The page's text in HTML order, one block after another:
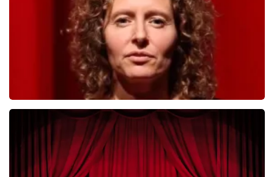
BESTEL NU
Esther van der Voort
laatste 30 minuten
BESTEL NU